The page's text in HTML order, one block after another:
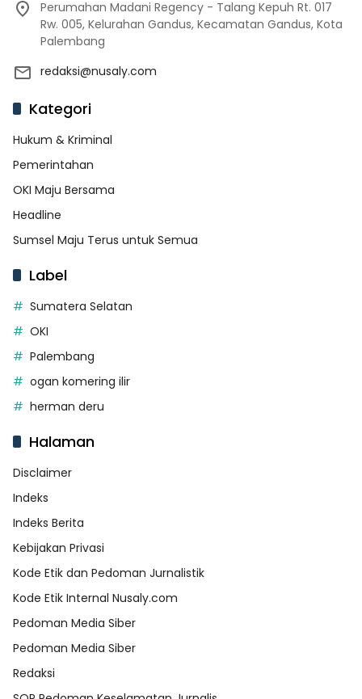
Perumahan Madani Regency - Talang Kepuh Rt. 017
Rw. 005, Kelurahan Gandus, Kecamatan Gandus, Kota
Palembang
redaksi@nusaly.com
Kategori
Hukum & Kriminal
Pemerintahan
OKI Maju Bersama
Headline
Sumsel Maju Terus untuk Semua
Label
Sumatera Selatan
OKI
Palembang
ogan komering ilir
herman deru
Halaman
Disclaimer
Indeks
Indeks Berita
Kebijakan Privasi
Kode Etik dan Pedoman Jurnalistik
Kode Etik Internal Nusaly.com
Pedoman Media Siber
Pedoman Media Siber
Redaksi